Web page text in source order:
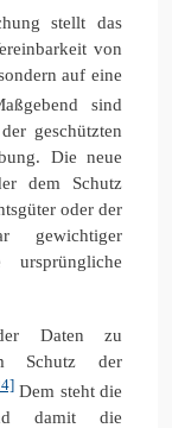
stellt das
von
auf eine
sind
geschützten
Die neue
dem Schutz
oder der
gewichtiger
Daten zu
Schutz der
Dem steht die
damit die